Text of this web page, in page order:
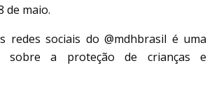
de maio.
redes sociais do @mdhbrasil é uma
sobre a proteção de crianças e